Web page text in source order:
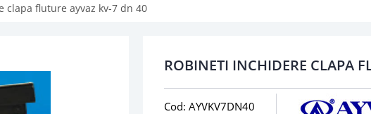
clapa fluture ayvaz kv-7 dn 40
ROBINETI INCHIDERE CLAPA
Cod: AYVKV7DN40